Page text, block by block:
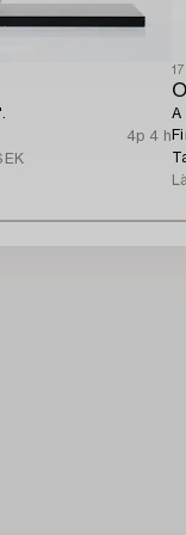
4p 4 h
A